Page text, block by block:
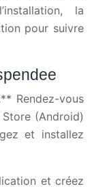
la
pour suivre
Rendez-vous
(Android)
et installez
et créez